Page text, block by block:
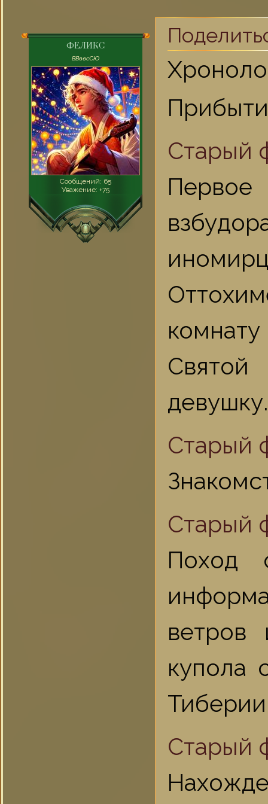
ФЕЛИКС
ВВввсСЮ
Сообщений: 65
Уважение: +75
Старый
девушку.
Старый
Старый
Поход
ветров
купола
Старый